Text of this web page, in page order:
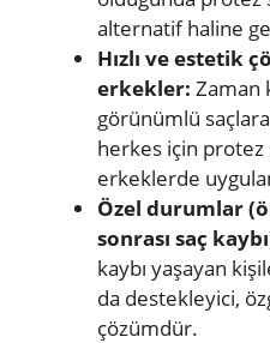
alternatif haline
Hızlı ve estetik
erkekler: Zaman
görünümlü
herkes için protez
erkeklerde
Özel durumlar
sonrası saç
kaybı yaşayan
da destekleyici,
çözümdür.